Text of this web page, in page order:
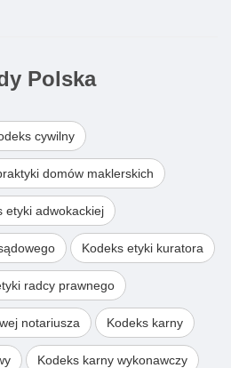
Polska
cywilny
domów maklerskich
etyki adwokackiej
Kodeks etyki kuratora
radcy prawnego
notariusza Kodeks karny
Kodeks karny wykonawczy